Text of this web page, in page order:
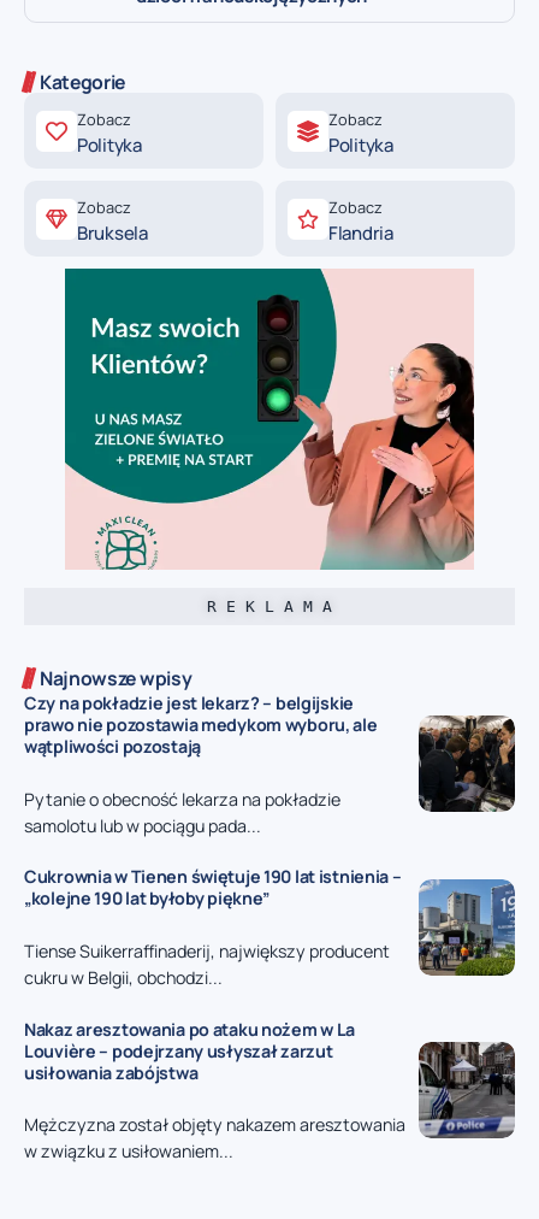
Kategorie
Zobacz
Polityka
Zobacz
Polityka
Zobacz
Bruksela
Zobacz
Flandria
R E K L A M A
Najnowsze wpisy
Czy na pokładzie jest lekarz? – belgijskie
prawo nie pozostawia medykom wyboru, ale
wątpliwości pozostają
Pytanie o obecność lekarza na pokładzie
samolotu lub w pociągu pada...
Cukrownia w Tienen świętuje 190 lat istnienia –
„kolejne 190 lat byłoby piękne”
Tiense Suikerraffinaderij, największy producent
cukru w Belgii, obchodzi...
Nakaz aresztowania po ataku nożem w La
Louvière – podejrzany usłyszał zarzut
usiłowania zabójstwa
Mężczyzna został objęty nakazem aresztowania
w związku z usiłowaniem...